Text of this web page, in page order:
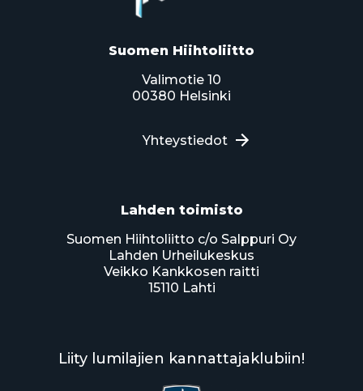
Suomen Hiihtoliitto
Valimotie 10
00380 Helsinki
Yhteystiedot
Lahden toimisto
Suomen Hiihtoliitto c/o Salppuri Oy
Lahden Urheilukeskus
Veikko Kankkosen raitti
15110 Lahti
Liity lumilajien kannattajaklubiin!